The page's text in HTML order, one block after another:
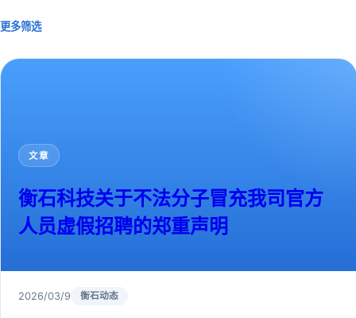
更多筛选
文章
衡石科技关于不法分子冒充我司官方
人员虚假招聘的郑重声明
2026/03/9 衡石动态